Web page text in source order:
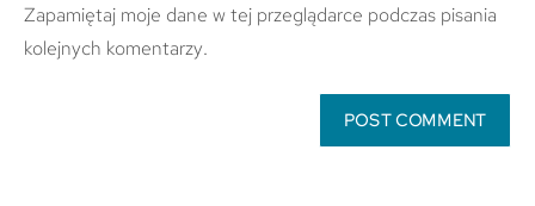
Zapamiętaj moje dane w tej przeglądarce podczas pisania
kolejnych komentarzy.